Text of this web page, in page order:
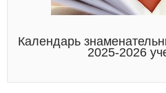
Календарь
2025-2026